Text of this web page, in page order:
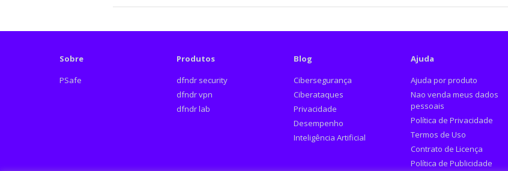
Sobre
PSafe
Produtos
dfndr security
dfndr vpn
dfndr lab
Blog
Cibersegurança
Ciberataques
Privacidade
Desempenho
Inteligência Artificial
Ajuda
Ajuda por produto
Nao venda meus dados
pessoais
Política de Privacidade
Termos de Uso
Contrato de Licença
Política de Publicidade